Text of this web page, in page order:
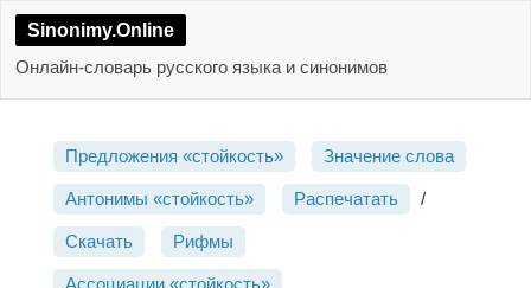
Sinonimy.Online
Онлайн-словарь русского языка и синонимов
Предложения «стойкость» Значение слова
Антонимы «стойкость» Распечатать /
Скачать Рифмы
Ассоциации «стойкость»